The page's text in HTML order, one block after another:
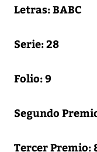
Letras: BABC
Serie:28
Folio: 9
Segundo
Tercer Premio: